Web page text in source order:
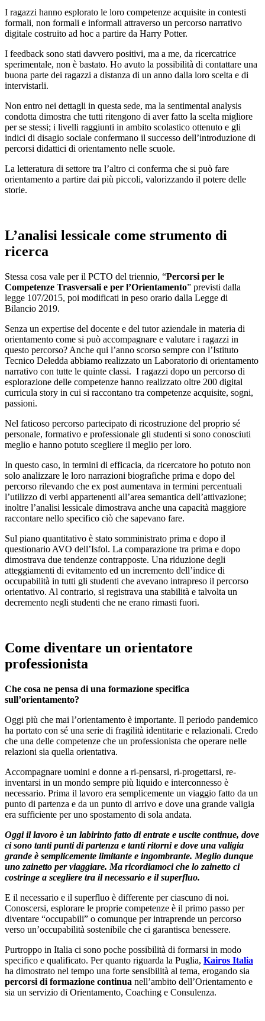
I ragazzi hanno esplorato le loro competenze acquisite in contesti
formali, non formali e informali attraverso un percorso narrativo
digitale costruito ad hoc a partire da Harry Potter.
I feedback sono stati davvero positivi, ma a me, da ricercatrice
sperimentale, non è bastato. Ho avuto la possibilità di contattare una
buona parte dei ragazzi a distanza di un anno dalla loro scelta e di
intervistarli.
Non entro nei dettagli in questa sede, ma la sentimental analysis
condotta dimostra che tutti ritengono di aver fatto la scelta migliore
per se stessi; i livelli raggiunti in ambito scolastico ottenuto e gli
indici di disagio sociale confermano il successo dell’introduzione di
percorsi didattici di orientamento nelle scuole.
La letteratura di settore tra l’altro ci conferma che si può fare
orientamento a partire dai più piccoli, valorizzando il potere delle
storie.
L’analisi lessicale come strumento di
ricerca
Stessa cosa vale per il PCTO del triennio, “Percorsi per le
Competenze Trasversali e per l’Orientamento” previsti dalla
legge 107/2015, poi modificati in peso orario dalla Legge di
Bilancio 2019.
Senza un expertise del docente e del tutor aziendale in materia di
orientamento come si può accompagnare e valutare i ragazzi in
questo percorso? Anche qui l’anno scorso sempre con l’Istituto
Tecnico Deledda abbiamo realizzato un Laboratorio di orientamento
narrativo con tutte le quinte classi. I ragazzi dopo un percorso di
esplorazione delle competenze hanno realizzato oltre 200 digital
curricula story in cui si raccontano tra competenze acquisite, sogni,
passioni.
Nel faticoso percorso partecipato di ricostruzione del proprio sé
personale, formativo e professionale gli studenti si sono conosciuti
meglio e hanno potuto scegliere il meglio per loro.
In questo caso, in termini di efficacia, da ricercatore ho potuto non
solo analizzare le loro narrazioni biografiche prima e dopo del
percorso rilevando che ex post aumentava in termini percentuali
l’utilizzo di verbi appartenenti all’area semantica dell’attivazione;
inoltre l’analisi lessicale dimostrava anche una capacità maggiore
raccontare nello specifico ciò che sapevano fare.
Sul piano quantitativo è stato somministrato prima e dopo il
questionario AVO dell’Isfol. La comparazione tra prima e dopo
dimostrava due tendenze contrapposte. Una riduzione degli
atteggiamenti di evitamento ed un incremento dell’indice di
occupabilità in tutti gli studenti che avevano intrapreso il percorso
orientativo. Al contrario, si registrava una stabilità e talvolta un
decremento negli studenti che ne erano rimasti fuori.
Come diventare un orientatore
professionista
Che cosa ne pensa di una formazione specifica
sull’orientamento?
Oggi più che mai l’orientamento è importante. Il periodo pandemico
ha portato con sé una serie di fragilità identitarie e relazionali. Credo
che una delle competenze che un professionista che operare nelle
relazioni sia quella orientativa.
Accompagnare uomini e donne a ri-pensarsi, ri-progettarsi, re-
inventarsi in un mondo sempre più liquido e interconnesso è
necessario. Prima il lavoro era semplicemente un viaggio fatto da un
punto di partenza e da un punto di arrivo e dove una grande valigia
era sufficiente per uno spostamento di sola andata.
Oggi il lavoro è un labirinto fatto di entrate e uscite continue, dove
ci sono tanti punti di partenza e tanti ritorni e dove una valigia
grande è semplicemente limitante e ingombrante. Meglio dunque
uno zainetto per viaggiare. Ma ricordiamoci che lo zainetto ci
costringe a scegliere tra il necessario e il superfluo.
E il necessario e il superfluo è differente per ciascuno di noi.
Conoscersi, esplorare le proprie competenze è il primo passo per
diventare “occupabili” o comunque per intraprende un percorso
verso un’occupabilità sostenibile che ci garantisca benessere.
Purtroppo in Italia ci sono poche possibilità di formarsi in modo
specifico e qualificato. Per quanto riguarda la Puglia, Kairos Italia
ha dimostrato nel tempo una forte sensibilità al tema, erogando sia
percorsi di formazione continua nell’ambito dell’Orientamento e
sia un servizio di Orientamento, Coaching e Consulenza.